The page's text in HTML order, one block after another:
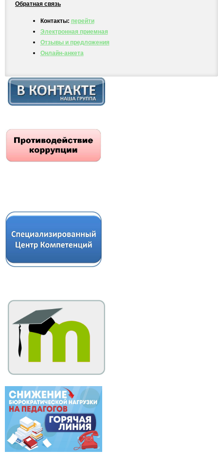
Обратная связь
Контакты: перейти
Электронная приемная
Отзывы и предложения
Онлайн-анкета